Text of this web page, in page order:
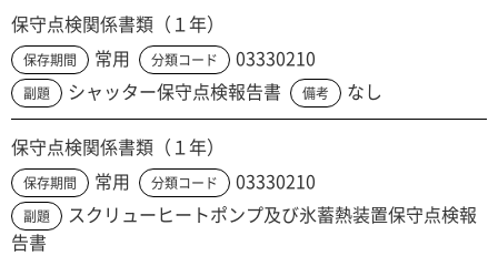
保守点検関係書類（１年）
保存期間 常用 分類コード 03330210
副題 シャッター保守点検報告書 備考 なし
保守点検関係書類（１年）
保存期間 常用 分類コード 03330210
副題
スクリューヒートポンプ及び氷蓄熱装置保守点検報
告書